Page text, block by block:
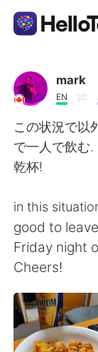
AI
Русский
繁體中文
Deutsch
mark
EN
この状況で以
で一人で飲む.
乾杯!
in this
good to
Friday night
Cheers!